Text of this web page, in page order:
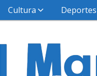
Cultura Deportes